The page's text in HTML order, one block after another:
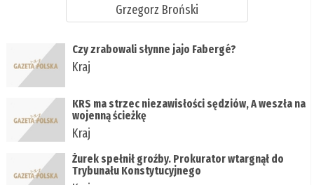
Grzegorz Broński
Czy zrabowali słynne jajo Fabergé?
Kraj
KRS ma strzec niezawisłości sędziów, A weszła na
wojenną ścieżkę
Kraj
Żurek spełnił groźby. Prokurator wtargnął do
Trybunału Konstytucyjnego